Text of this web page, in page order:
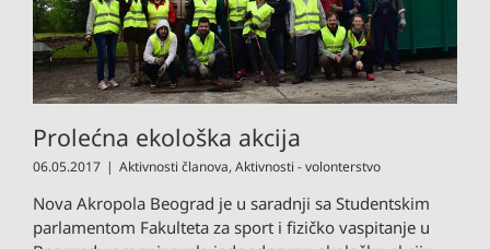
Prolećna ekološka akcija
06.05.2017 | Aktivnosti članova, Aktivnosti - volonterstvo
Nova Akropola Beograd je u saradnji sa Studentskim
parlamentom Fakulteta za sport i fizičko vaspitanje u